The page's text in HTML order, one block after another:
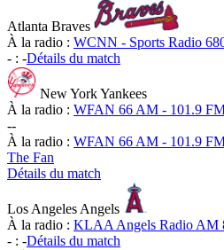
Atlanta Braves
À la radio : WCNN - Sports Radio
- : -Détails du match
New York Yankees
À la radio : WFAN 66 AM - 101.9
--
À la radio : WFAN 66 AM - 101.9
The Fan
Détails du match
Los Angeles Angels
À la radio : KLAA Angels Radio AM
- : -Détails du match